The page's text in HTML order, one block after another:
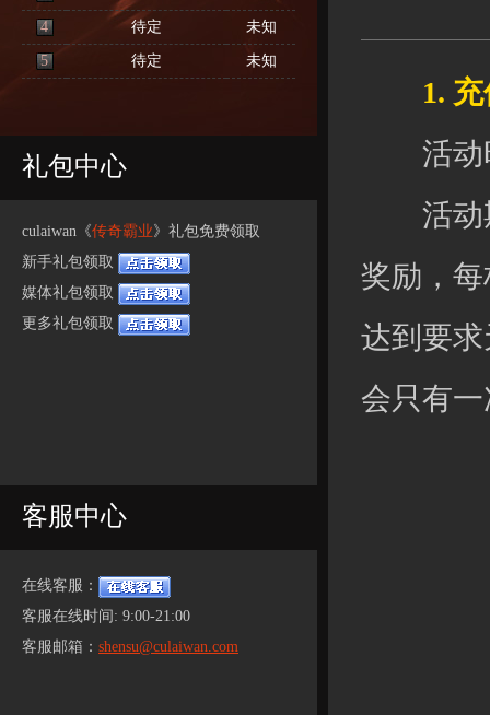
4 待定 未知
5 待定 未知
礼包中心
culaiwan《传奇霸业》礼包免费领取
新手礼包领取
媒体礼包领取
更多礼包领取
客服中心
在线客服：
客服在线时间: 9:00-21:00
客服邮箱： shensu@culaiwan.com
1. 充
活动时
活动期
奖励，
达到要
会只有